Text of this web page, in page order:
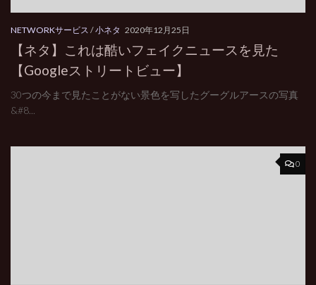
NETWORKサービス /小ネタ 2020年12月25日
【ネタ】これは酷いフェイクニュースを見た
【Googleストリートビュー】
30つの今まで見たことがない景色を写したグーグルアースの写真
&#8...
0